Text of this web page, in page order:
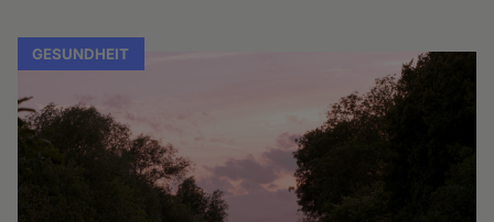
GESUNDHEIT